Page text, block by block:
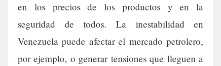
en los precios de los productos y en la
seguridad de todos. La inestabilidad en
Venezuela puede afectar el mercado petrolero,
por ejemplo, o generar tensiones que lleguen a